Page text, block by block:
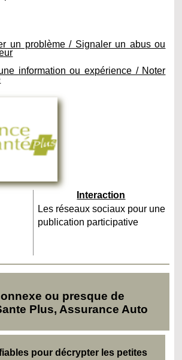
un problème / Signaler un abus ou
information ou expérience / Noter
Interaction
Les réseaux sociaux pour une
publication participative
ou presque de
Plus, Assurance Auto
pour décrypter les petites